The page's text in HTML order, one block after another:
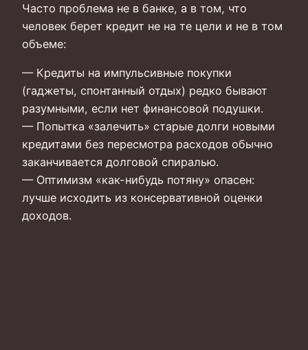
Часто проблема не в банке, а в том, что
человек берет кредит не на те цели и не в том
объеме:
— Кредиты на импульсивные покупки
(гаджеты, спонтанный отдых) редко бывают
разумными, если нет финансовой подушки.
— Попытка «залечить» старые долги новыми
кредитами без пересмотра расходов обычно
заканчивается долговой спиралью.
— Оптимизм «как-нибудь потяну» опасен:
лучше исходить из консервативной оценки
доходов.